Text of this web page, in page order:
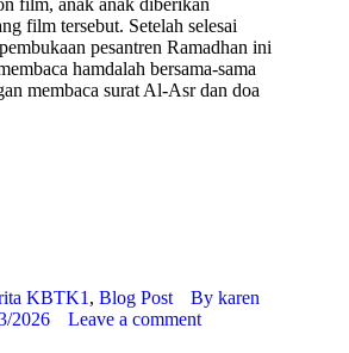
film, anak anak diberikan
film tersebut. Setelah selesai
pesantren Ramadhan ini
hamdalah bersama-sama
membaca surat Al-Asr dan doa
KBTK1 , Blog Post By karen
2026
Leave a comment